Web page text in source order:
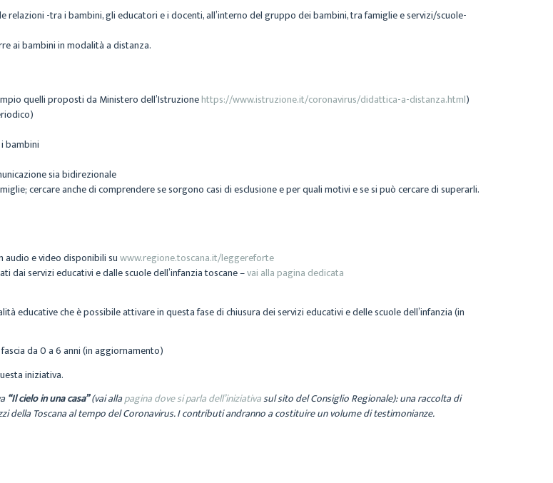
-tra i bambini, gli educatori e i docenti, all’interno del gruppo dei bambini, tra famiglie e servizi/scuole-
ai bambini in modalità a distanza.
quelli proposti da Ministero dell’Istruzionehttps://www.istruzione.it/coronavirus/didattica-a-distanza.html)
bambini
sia bidirezionale
cercare anche di comprendere se sorgono casi di esclusione e per quali motivi e se si può cercare di superarli.
audio e video disponibili suwww.regione.toscana.it/leggereforte
servizi educativi e dalle scuole dell’infanzia toscane –vai alla pagina dedicata
educative che è possibile attivare in questa fase di chiusura dei servizi educativi e delle scuole dell’infanzia (in
da 0 a 6 anni (in aggiornamento)
iniziativa.
“Il cielo in una casa”(vai allapagina dove si parla dell’iniziativasul sito del Consiglio Regionale): una raccolta di
della Toscana al tempo del Coronavirus. I contributi andranno a costituire un volume di testimonianze.